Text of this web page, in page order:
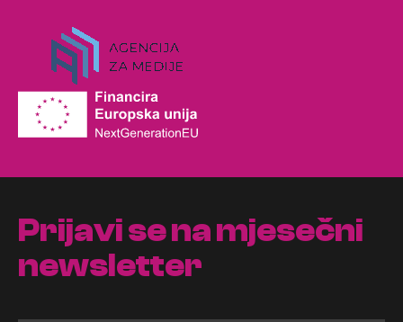
Prijavi se na mjesečni
newsletter